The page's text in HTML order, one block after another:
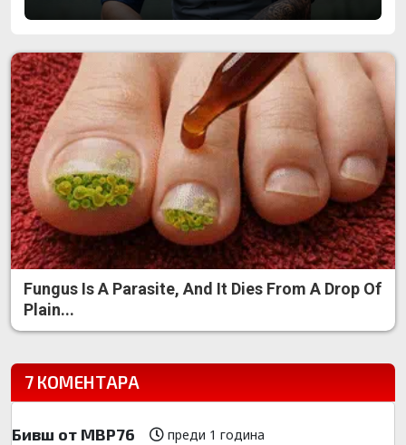
Fungus Is A Parasite, And It Dies From A Drop Of
Plain...
7 КОМЕНТАРА
Бивш от МВР76 преди 1 година